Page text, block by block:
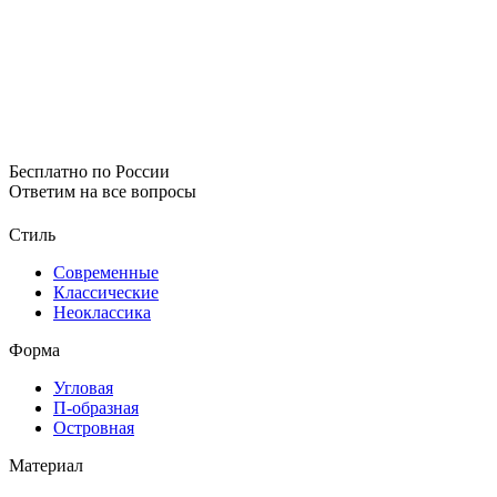
Бесплатно по России
Ответим на все вопросы
Стиль
Современные
Классические
Неоклассика
Форма
Угловая
П-образная
Островная
Материал